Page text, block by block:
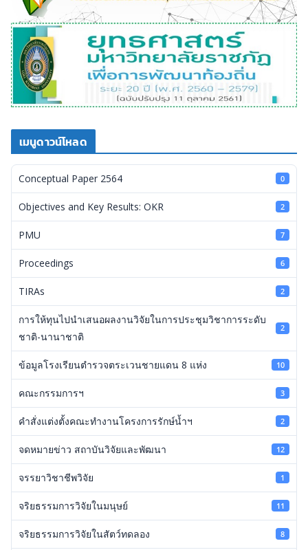
เมนูดาวน์โหลด
Conceptual Paper 2564 0
Objectives and Key Results: OKR 2
PMU 7
Proceedings 6
TIRAs 2
การให้ทุนไปนำเสนอผลงานวิจัยในการประชุมวิชาการระดับ
ชาติ-นานาชาติ
2
ข้อมูลโรงเรียนตำรวจตระเวนชายแดน 8 แห่ง 10
คณะกรรมการฯ 3
คำสั่งแต่งตั้งคณะทำงานโครงการรักษ์น้ำฯ 2
จดหมายข่าว สถาบันวิจัยและพัฒนา 12
จรรยาวิชาชีพวิจัย 1
จริยธรรมการวิจัยในมนุษย์ 11
จริยธรรมการวิจัยในสัตว์ทดลอง 8